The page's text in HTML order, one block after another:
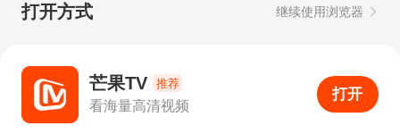
5
打开APP
打开方式 继续使用浏览器
芒果TV 推荐
看海量高清视频
打开